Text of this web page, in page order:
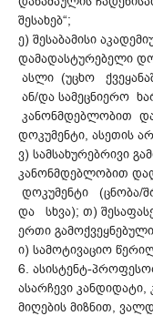
შესახებ“;
ე) შესაბამისი
დამადასტურებელი
ასლი (უცხო
ან/და სამეცნიერო
კანონმდებლობით
დოკუმენტი, ასეთის
ვ) სამსახურებრივი
კანონმდებლობით
დოკუმენტი (ცნობა/
და სხვა); თ)
ერთი
ი) სამოტივაციო
6. ასისტენტ-
ასარჩევი
მიღების მიზნით,